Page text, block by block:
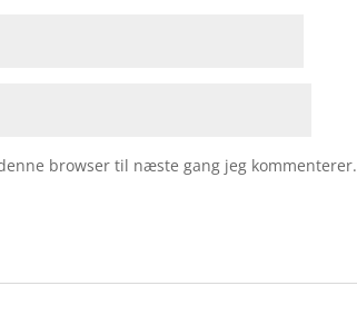
browser til næste gang jeg kommenterer.